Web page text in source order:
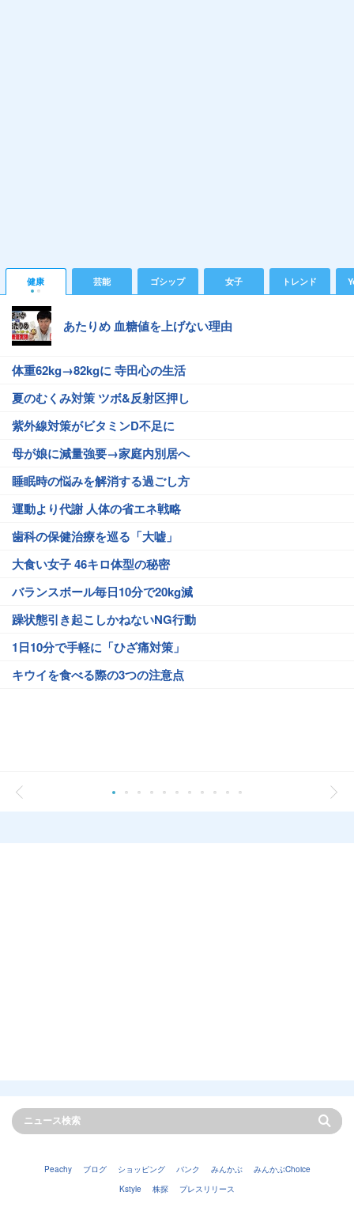
健康 芸能 ゴシップ 女子 トレンド
あたりめ 血糖値を上げない理由
体重62kg→82kgに 寺田心の生活
夏のむくみ対策 ツボ&反射区押し
紫外線対策がビタミンD不足に
母が娘に減量強要→家庭内別居へ
睡眠時の悩みを解消する過ごし方
運動より代謝 人体の省エネ戦略
歯科の保健治療を巡る「大嘘」
大食い女子 46キロ体型の秘密
バランスボール毎日10分で20kg減
躁状態引き起こしかねないNG行動
1日10分で手軽に「ひざ痛対策」
キウイを食べる際の3つの注意点
Peachy ブログ ショッピング バンク みんかぶ
みんかぶChoice
Kstyle
株探 プレスリリース